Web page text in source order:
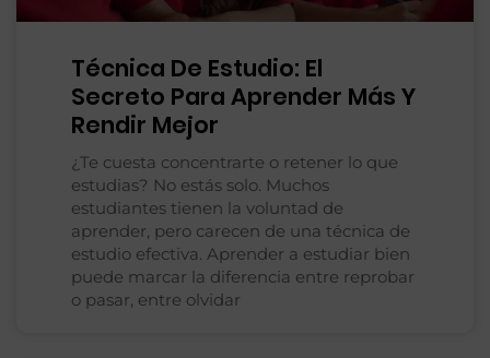
Técnica De Estudio: El
Secreto Para Aprender Más Y
Rendir Mejor
¿Te cuesta concentrarte o retener lo que
estudias? No estás solo. Muchos
estudiantes tienen la voluntad de
aprender, pero carecen de una técnica de
estudio efectiva. Aprender a estudiar bien
puede marcar la diferencia entre reprobar
o pasar, entre olvidar